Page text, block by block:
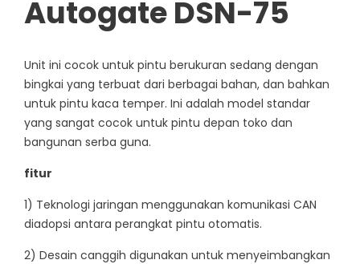
Autogate DSN-75
Unit ini cocok untuk pintu berukuran sedang dengan
bingkai yang terbuat dari berbagai bahan, dan bahkan
untuk pintu kaca temper. Ini adalah model standar
yang sangat cocok untuk pintu depan toko dan
bangunan serba guna.
fitur
1) Teknologi jaringan menggunakan komunikasi CAN
diadopsi antara perangkat pintu otomatis.
2) Desain canggih digunakan untuk menyeimbangkan